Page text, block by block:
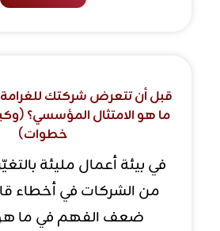
قبل أن تتعرض شركتك
خطوات)
في بيئة أعمال مليئة
من الشركات في أخطاء
ضعف الفهم في ما هو